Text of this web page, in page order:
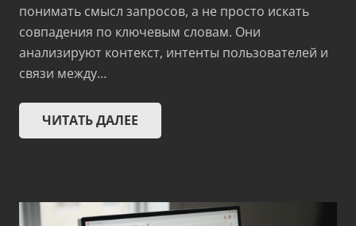
понимать смысл запросов, а не просто искать
совпадения по ключевым словам. Они
анализируют контекст, интенты пользователей и
связи между…
ЧИТАТЬ ДАЛЕЕ